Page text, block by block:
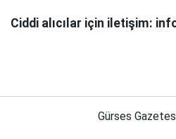
Ciddi alıcılar için iletişim:
Gürses